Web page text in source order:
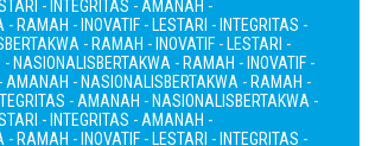
- INTEGRITAS - AMANAH -
- RAMAH - INOVATIF - LESTARI - INTEGRITAS -
BERTAKWA - RAMAH - INOVATIF - LESTARI -
- NASIONALISBERTAKWA - RAMAH - INOVATIF -
AMANAH - NASIONALISBERTAKWA - RAMAH -
- AMANAH - NASIONALISBERTAKWA -
- INTEGRITAS - AMANAH -
- RAMAH - INOVATIF - LESTARI - INTEGRITAS -